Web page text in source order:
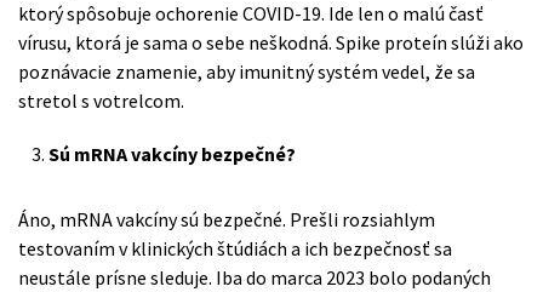
ktorý spôsobuje ochorenie COVID-19. Ide len o malú časť
vírusu, ktorá je sama o sebe neškodná. Spike proteín slúži ako
poznávacie znamenie, aby imunitný systém vedel, že sa
stretol s votrelcom.
Sú mRNA vakcíny bezpečné?
Áno, mRNA vakcíny sú bezpečné. Prešli rozsiahlym
testovaním v klinických štúdiách a ich bezpečnosť sa
neustále prísne sleduje. Iba do marca 2023 bolo podaných